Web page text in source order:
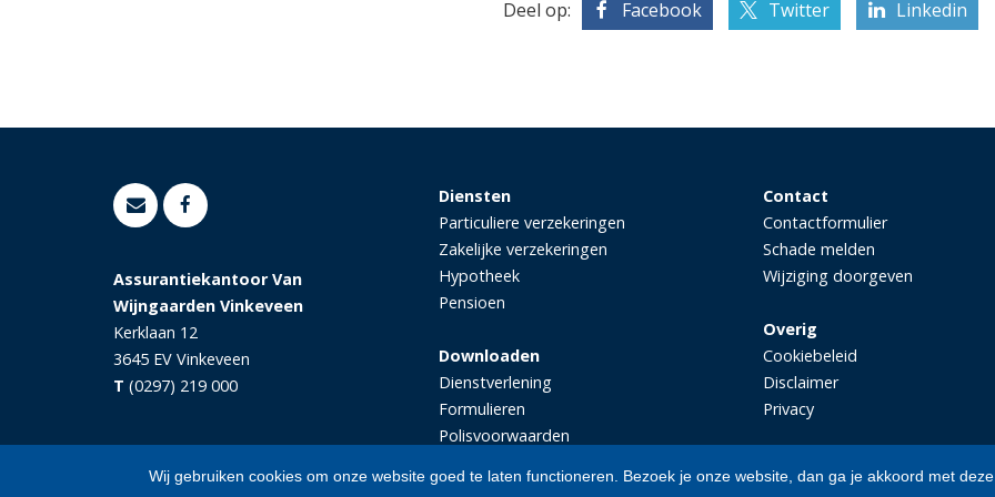
Wij gebruiken cookies om onze website goed te laten functioneren. Bezoek je onze website, dan ga je akkoord met deze
Deel op: Facebook Twitter Linkedin
Assurantiekantoor Van
Wijngaarden Vinkeveen
Kerklaan 12
3645 EV Vinkeveen
T (0297) 219 000
Diensten
Particuliere verzekeringen
Zakelijke verzekeringen
Hypotheek
Pensioen
Downloaden
Dienstverlening
Formulieren
Polisvoorwaarden
Contact
Contactformulier
Schade melden
Wijziging doorgeven
Overig
Cookiebeleid
Disclaimer
Privacy